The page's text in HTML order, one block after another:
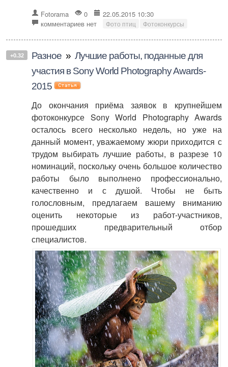
Fotorama 0
22.05.2015 10:30
комментариев нет
Фото птиц Фотоконкурсы
+0.32 Разное » Лучшие работы, поданные для
участия в Sony World Photography Awards-
2015
До окончания приёма заявок в крупнейшем
фотоконкурсе Sony World Photography Awards
осталось всего несколько недель, но уже на
данный момент, уважаемому жюри приходится с
трудом выбирать лучшие работы, в разрезе 10
номинаций, поскольку очень большое количество
работы было выполнено профессионально,
качественно и с душой. Чтобы не быть
голословным, предлагаем вашему вниманию
оценить некоторые из работ-участников,
прошедших предварительный отбор
специалистов.